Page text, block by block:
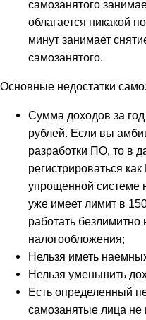
самозанятого
облагается никакой
минут занимает
самозанятого.
Основные недостатки
Сумма доходов за
рублей. Если вы
разработки ПО, то в
регистрироваться
упрощенной системе
уже имеет лимит в
работать
налогообложения;
Нельзя иметь
Нельзя уменьшить
Есть определенный
самозанятые лица не